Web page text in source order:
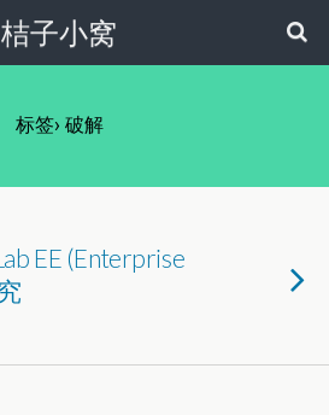
桔子小窝
标签› 破解
EE (Enterprise